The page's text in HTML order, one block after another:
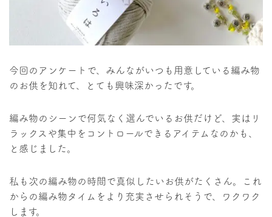
今回のアンケートで、みんながいつも用意している編み物
のお供を知れて、とても興味深かったです。
編み物のシーンで何気なく選んでいるお供だけど、実はリ
ラックスや集中をコントロールできるアイテムなのかも、
と感じました。
私も次の編み物の時間で真似したいお供がたくさん。これ
からの編み物タイムをより充実させられそうで、ワクワク
します。